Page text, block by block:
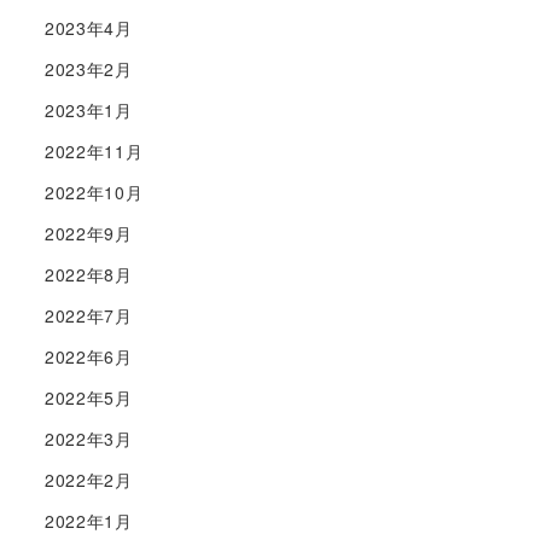
2023年4月
2023年2月
2023年1月
2022年11月
2022年10月
2022年9月
2022年8月
2022年7月
2022年6月
2022年5月
2022年3月
2022年2月
2022年1月